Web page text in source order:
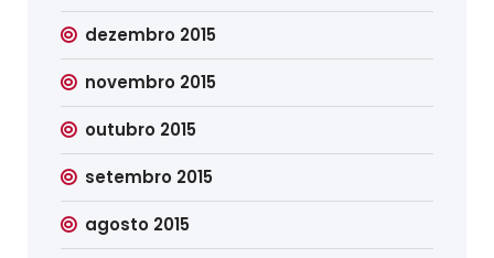
dezembro 2015
novembro 2015
outubro 2015
setembro 2015
agosto 2015